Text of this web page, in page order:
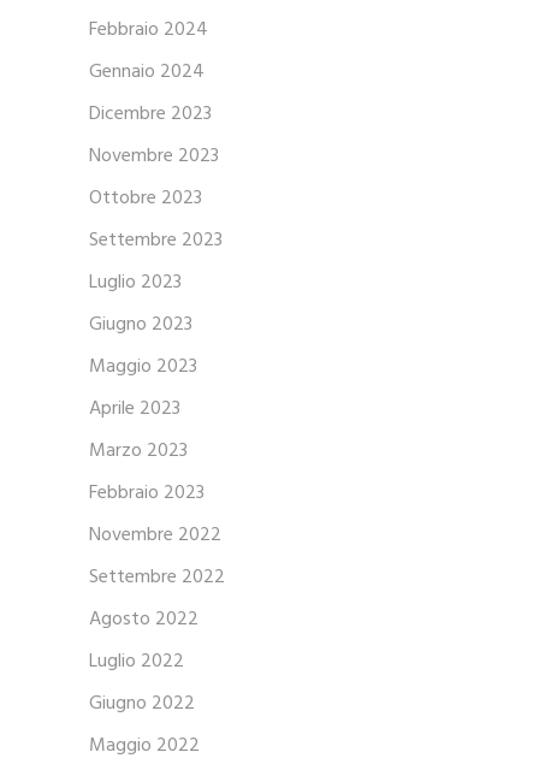
Febbraio 2024
Gennaio 2024
Dicembre 2023
Novembre 2023
Ottobre 2023
Settembre 2023
Luglio 2023
Giugno 2023
Maggio 2023
Aprile 2023
Marzo 2023
Febbraio 2023
Novembre 2022
Settembre 2022
Agosto 2022
Luglio 2022
Giugno 2022
Maggio 2022